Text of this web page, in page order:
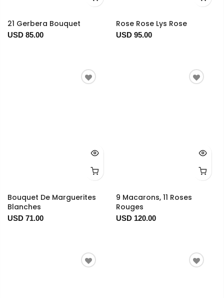
21 Gerbera Bouquet
USD 85.00
Rose Rose Lys Rose
USD 95.00
Bouquet De Marguerites
Blanches
USD 71.00
9 Macarons, 11 Roses
Rouges
USD 120.00